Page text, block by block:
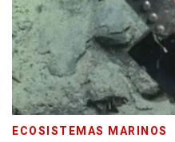
ECOSISTEMAS MARINOS